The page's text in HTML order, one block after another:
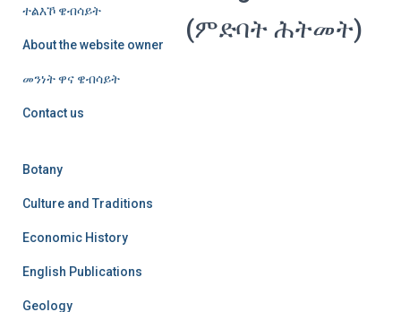
ተልእኾ ዌብሳይት
About the website owner
መንነት ዋና ዌብሳይት
Contact us
(ምድባት ሕትመት)
Botany
Culture and Traditions
Economic History
English Publications
Geology